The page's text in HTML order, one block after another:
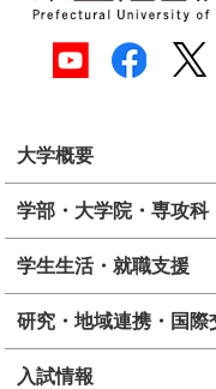
大学概要
学部・大学院・専攻科
学生生活・就職支援
研究・地域連携・国際
入試情報